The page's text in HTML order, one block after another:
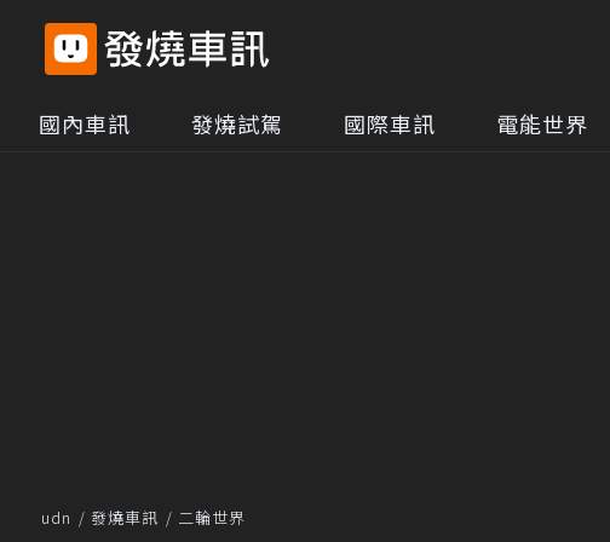
國內車訊 發燒試駕 國際車訊 電能世界
udn 發燒車訊 二輪世界